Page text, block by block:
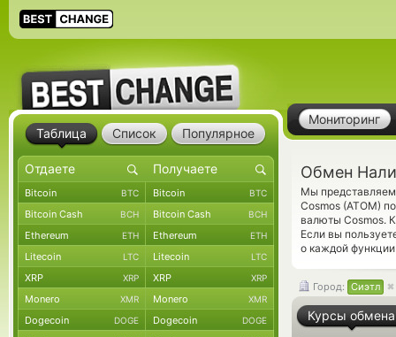
Мониторинг
Обмен
Мы
Cosmos (ATOM)
валюты Cosmos.
Если вы
о каждой
Город: Сиэтл
Курсы обмена
Таблица Список Популярное
Bitcoin BTC Bitcoin BTC
Bitcoin Cash BCH Bitcoin Cash BCH
Ethereum ETH Ethereum ETH
Litecoin LTC Litecoin LTC
XRP XRP XRP XRP
Monero XMR Monero XMR
Dogecoin DOGE Dogecoin DOGE